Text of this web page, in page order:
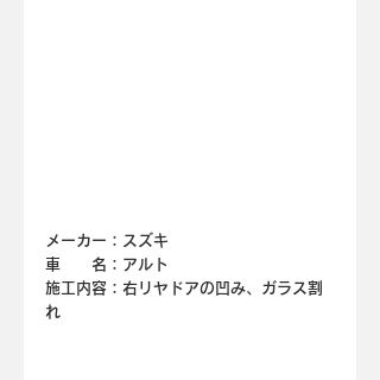
メーカー：スズキ
車　　名： アルト
施工内容：右リヤドアの凹み、ガラス割
れ